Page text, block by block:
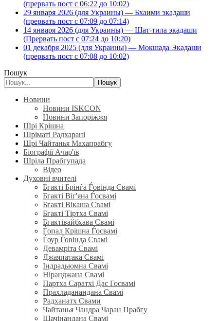
(прервать пост с 06:22 до 10:02)
29 января 2026 (для Украины) — Бхаими экадаши
(прервать пост с 07:09 до 07:14)
14 января 2026 (для Украины) — Шат-тила экадаши
(Прервать пост с 07:24 до 10:20)
01 декабря 2025 (для Украины) — Мокшада Экадаши
(прервать пост с 07:08 до 10:02)
Пошук
Пошук
Новини
Новини ISKCON
Новини Запоріжжя
Шрі Крішна
Шріматі Радхарані
Шрі Чайтанья Махапрабгу
Біографії Ачар'їв
Шріла Прабгупада
Відео
Духовні вчителі
Бгакті Брінѓа Ѓовінда Свамі
Бгакті Віг'яна Ѓосвамі
Бгакті Вікаша Свамі
Бгакті Тіртха Свамі
Бгактівайбхава Свамі
Ѓопал Крішна Ѓосвамі
Ѓоур Ѓовінда Свамі
Девамріта Свамі
Джаяпатака Свамі
Індрадьюмна Свамі
Ніранджана Свамі
Партха Саратхі Дас Госвамі
Прахладанандана Свамі
Радханатх Свами
Чайтанья Чандра Чаран Прабгу
Шачінандана Свамі